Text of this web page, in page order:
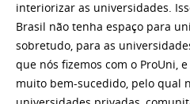
interiorizar as universidades.
Brasil não tenha espaço para
sobretudo, para as
que nós fizemos com o ProUni,
muito bem-sucedido, pelo qual